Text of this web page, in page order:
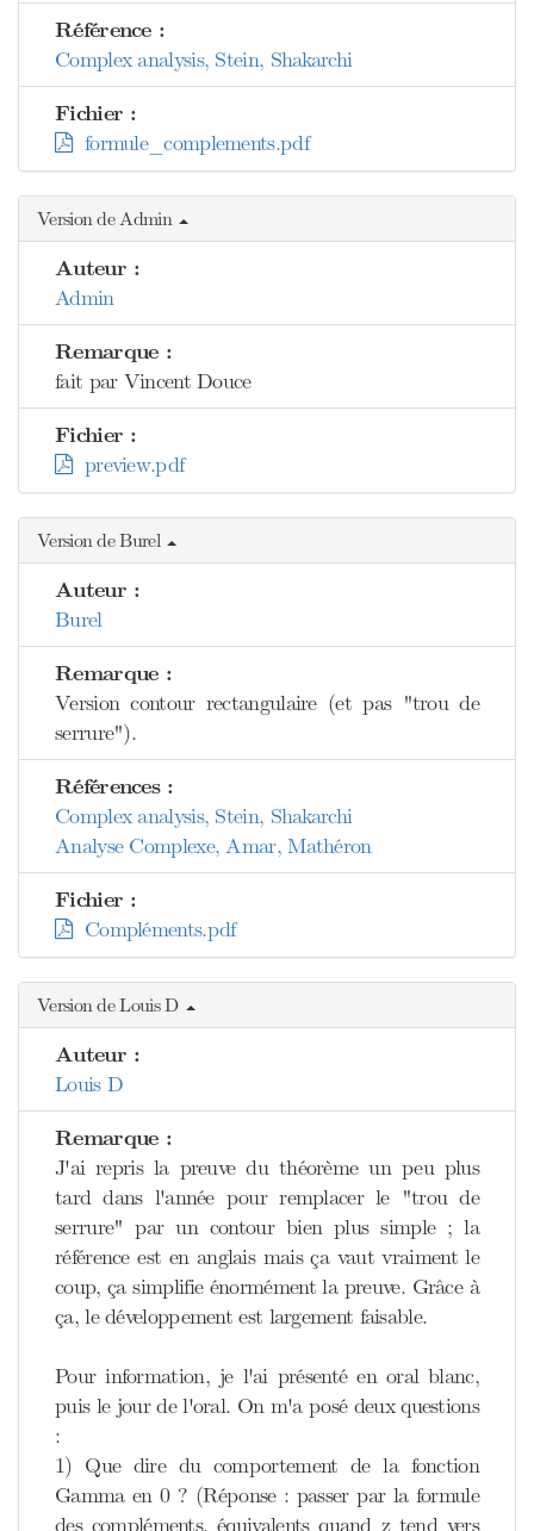
Référence :
Complex analysis, Stein, Shakarchi
Fichier :
formule_complements.pdf
Version de Admin
Auteur :
Admin
Remarque :
fait par Vincent Douce
Fichier :
preview.pdf
Version de Burel
Auteur :
Burel
Remarque :
Version contour rectangulaire (et pas "trou de
serrure").
Références :
Complex analysis, Stein, Shakarchi
Analyse Complexe, Amar, Mathéron
Fichier :
Compléments.pdf
Version de Louis D
Auteur :
Louis D
Remarque :
J'ai repris la preuve du théorème un peu plus
tard dans l'année pour remplacer le "trou de
serrure" par un contour bien plus simple ; la
référence est en anglais mais ça vaut vraiment le
coup, ça simplifie énormément la preuve. Grâce à
ça, le développement est largement faisable.
Pour information, je l'ai présenté en oral blanc,
puis le jour de l'oral. On m'a posé deux questions
:
1) Que dire du comportement de la fonction
Gamma en 0 ? (Réponse : passer par la formule
des compléments, équivalents quand z tend vers